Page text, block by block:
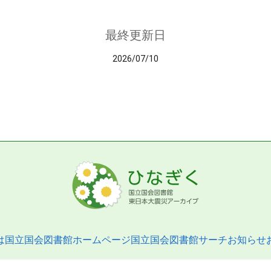
最終更新日
2026/07/10
国立国会図書館ホームページ国立国会図書館サーチお知らせ